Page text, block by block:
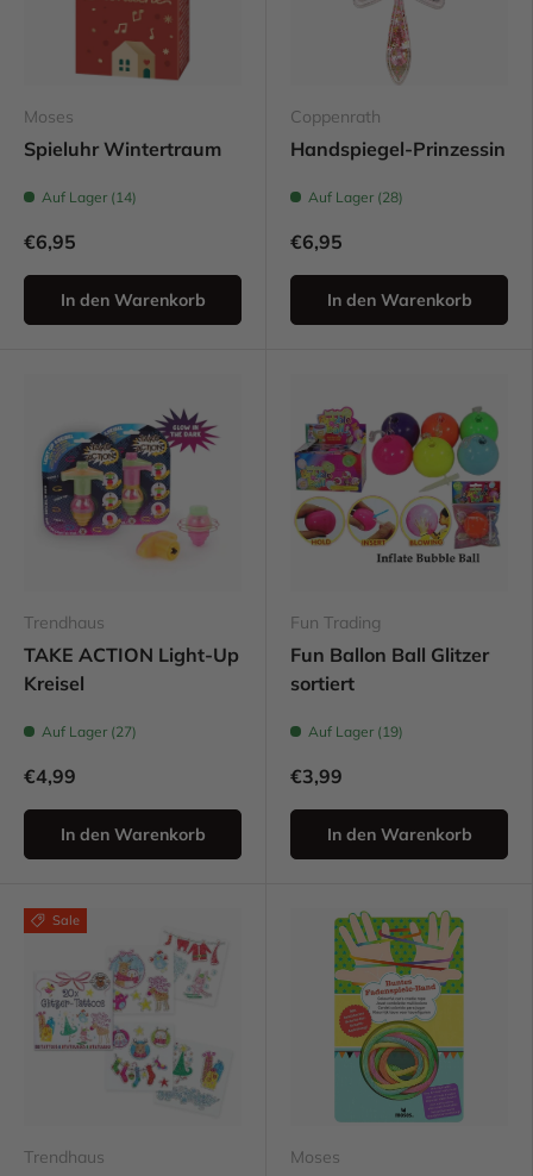
Moses
Spieluhr Wintertraum
Auf Lager (14)
€6,95
In den Warenkorb
Coppenrath
Handspiegel-Prinzessin
Auf Lager (28)
€6,95
In den Warenkorb
Trendhaus
TAKE ACTION Light-Up
Kreisel
Auf Lager (27)
€4,99
In den Warenkorb
Fun Trading
Fun Ballon Ball Glitzer
sortiert
Auf Lager (19)
€3,99
In den Warenkorb
Sale
Trendhaus Moses